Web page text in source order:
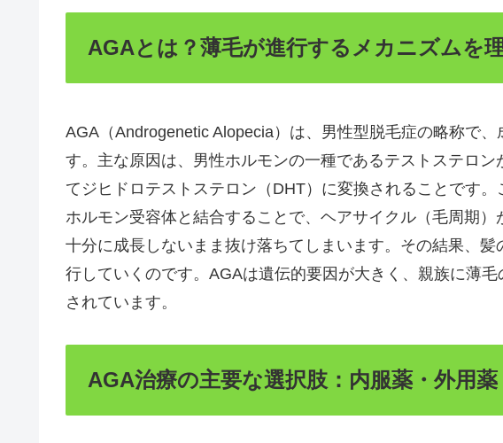
AGAとは？薄毛が進行するメカニズムを
AGA（Androgenetic Alopecia）は、男性型脱毛症の略称で
す。主な原因は、男性ホルモンの一種であるテストステロ
てジヒドロテストステロン（DHT）に変換されることです
ホルモン受容体と結合することで、ヘアサイクル（毛周期）
十分に成長しないまま抜け落ちてしまいます。その結果、
行していくのです。AGAは遺伝的要因が大きく、親族に薄
されています。
AGA治療の主要な選択肢：内服薬・外用